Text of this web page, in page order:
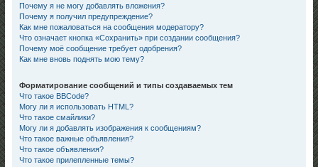
Почему я не могу добавлять вложения?
Почему я получил предупреждение?
Как мне пожаловаться на сообщения модератору?
Что означает кнопка «Сохранить» при создании сообщения?
Почему моё сообщение требует одобрения?
Как мне вновь поднять мою тему?
Форматирование сообщений и типы создаваемых тем
Что такое BBCode?
Могу ли я использовать HTML?
Что такое смайлики?
Могу ли я добавлять изображения к сообщениям?
Что такое важные объявления?
Что такое объявления?
Что такое прилепленные темы?